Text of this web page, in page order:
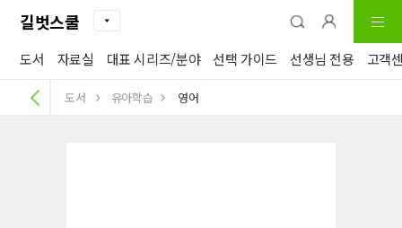
길벗스쿨
도서 자료실 대표 시리즈/분야 선택 가이드 선생님 전용 고객
도서 유아학습 영어